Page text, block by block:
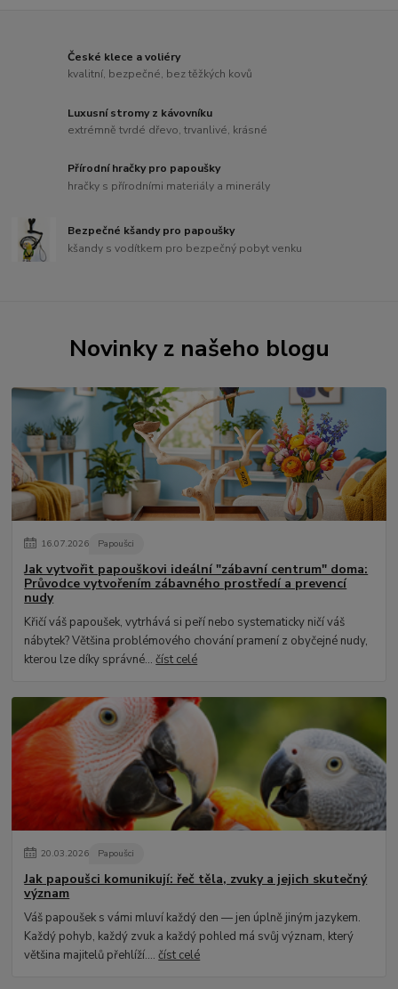
České klece a voliéry
kvalitní, bezpečné, bez těžkých kovů
Luxusní stromy z kávovníku
extrémně tvrdé dřevo, trvanlivé, krásné
Přírodní hračky pro papoušky
hračky s přírodními materiály a minerály
Bezpečné kšandy pro papoušky
kšandy s vodítkem pro bezpečný pobyt venku
Novinky z našeho blogu
16.07.2026 Papoušci
Jak vytvořit papouškovi ideální "zábavní centrum" doma:
Průvodce vytvořením zábavného prostředí a prevencí
nudy
Křičí váš papoušek, vytrhává si peří nebo systematicky ničí váš
nábytek? Většina problémového chování pramení z obyčejné nudy,
kterou lze díky správné...číst celé
20.03.2026 Papoušci
Jak papoušci komunikují: řeč těla, zvuky a jejich skutečný
význam
Váš papoušek s vámi mluví každý den — jen úplně jiným jazykem.
Každý pohyb, každý zvuk a každý pohled má svůj význam, který
většina majitelů přehlíží....číst celé